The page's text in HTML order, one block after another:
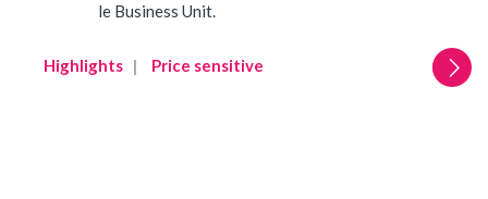
Highlights Price sensitive
le Business Unit.